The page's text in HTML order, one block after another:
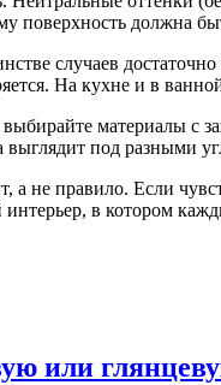
поверхность должна
случаев
На кухне и в
материалы
под разными
а не правило. Если
в котором
или